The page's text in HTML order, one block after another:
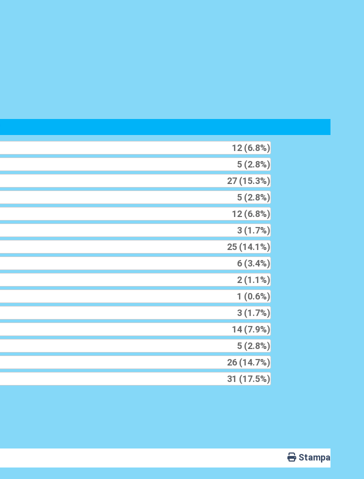
12 (6.8%)
5 (2.8%)
27 (15.3%)
5 (2.8%)
12 (6.8%)
3 (1.7%)
25 (14.1%)
6 (3.4%)
2 (1.1%)
1 (0.6%)
3 (1.7%)
14 (7.9%)
5 (2.8%)
26 (14.7%)
31 (17.5%)
Stampa